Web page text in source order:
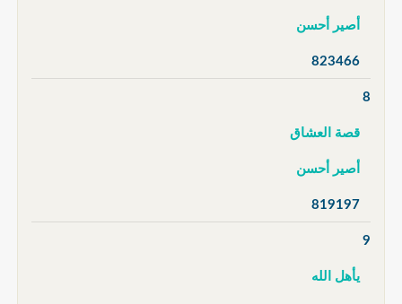
أصير أحسن
823466
8
قصة العشاق
أصير أحسن
819197
9
يأهل الله